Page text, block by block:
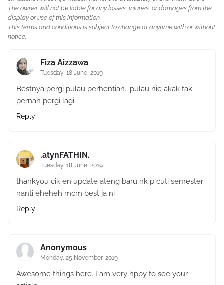
The owner will not be liable for any losses, injuries, or damages from the
display or use of this information.
This terms and conditions is subject to change at anytime with or without
notice.
Fiza Aizzawa
Tuesday, 18 June, 2019
Bestnya pergi pulau perhentian.. pulau nie akak tak
pernah pergi lagi
Reply
.atynFATHIN.
Tuesday, 18 June, 2019
thankyou cik en update ateng baru nk p cuti semester
nanti eheheh mcm best ja ni
Reply
Anonymous
Monday, 25 November, 2019
Awesome things һerе. I am very hppy to seе yоur